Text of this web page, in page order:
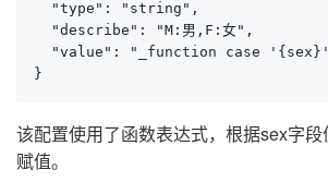
  "type": "string",
  "describe": "M:男,F:女",
"value": "_function case
}
该配置使用了函数表达式，根据sex字
赋值。